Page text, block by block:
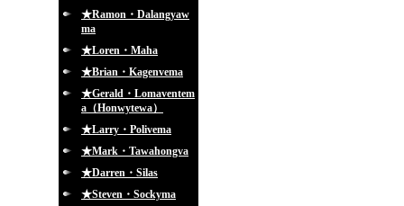
★Ramon・Dalangyaw
ma
★Loren・Maha
★Brian・Kagenvema
★Gerald・Lomaventem
a（Honwytewa）
★Larry・Polivema
★Mark・Tawahongva
★Darren・Silas
★Steven・Sockyma